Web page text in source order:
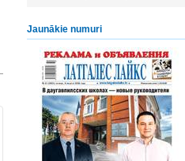
Jaunākie numuri